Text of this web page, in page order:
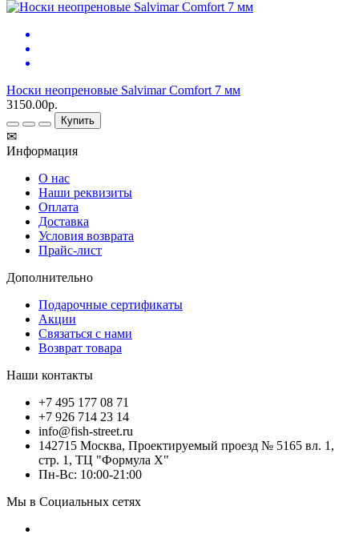
Носки неопреновые Salvimar Comfort 7 мм
3150.00р.
Купить
✉
Информация
О нас
Наши реквизиты
Оплата
Доставка
Условия возврата
Прайс-лист
Дополнительно
Подарочные сертификаты
Акции
Связаться с нами
Возврат товара
Наши контакты
+7 495 177 08 71
+7 926 714 23 14
info@fish-street.ru
142715 Москва, Проектируемый проезд № 5165 вл. 1,
стр. 1, ТЦ "Формула X"
Пн-Вс: 10:00-21:00
Мы в Социальных сетях